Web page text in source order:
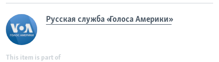
Русская служба «Голоса Америки»
This item is part of